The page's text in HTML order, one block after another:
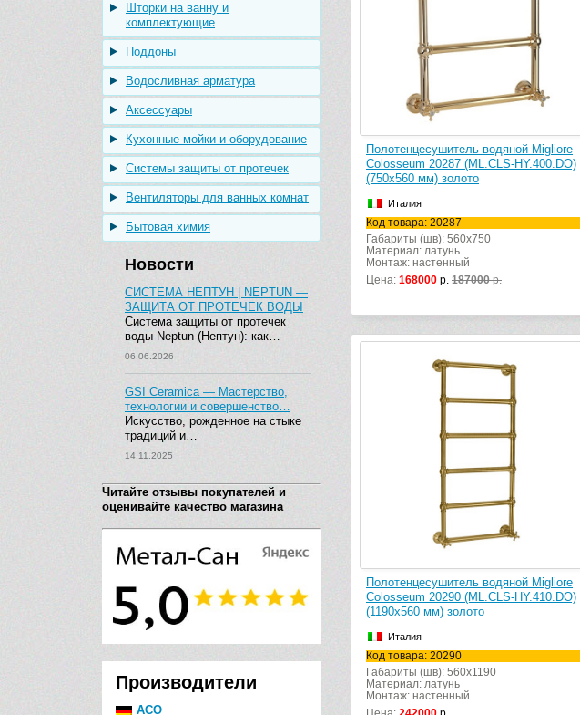
Шторки на ванну и
комплектующие
Поддоны
Водосливная арматура
Аксессуары
Кухонные мойки и оборудование
Системы защиты от протечек
Вентиляторы для ванных комнат
Бытовая химия
Новости
СИСТЕМА НЕПТУН | NEPTUN —
ЗАЩИТА ОТ ПРОТЕЧЕК ВОДЫ
Система защиты от протечек
воды Neptun (Нептун): как…
06.06.2026
GSI Ceramica — Мастерство,
технологии и совершенство…
Искусство, рожденное на стыке
традиций и…
14.11.2025
Читайте отзывы покупателей и
оценивайте качество магазина
Производители
ACO
Полотенцесушитель водяной Migliore
Colosseum 20287 (ML.CLS-HY.400.DO)
(750х560 мм) золото
Италия
Код товара: 20287
Габариты (шв): 560x750
Материал: латунь
Монтаж: настенный
Цена: 168000 р. 187000р.
Полотенцесушитель водяной Migliore
Colosseum 20290 (ML.CLS-HY.410.DO)
(1190х560 мм) золото
Италия
Код товара: 20290
Габариты (шв): 560x1190
Материал: латунь
Монтаж: настенный